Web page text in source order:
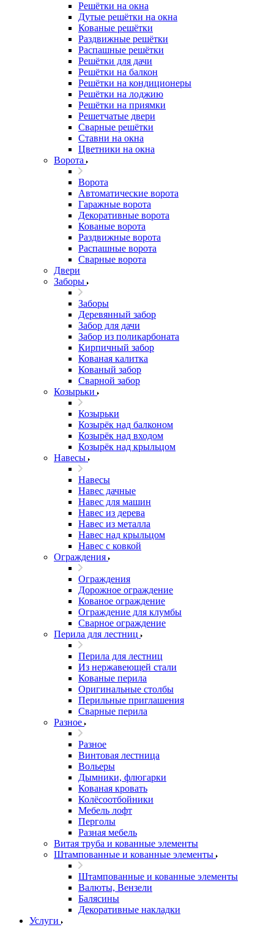
Решётки на окна
Дутые решётки на окна
Кованые решётки
Раздвижные решётки
Распашные решётки
Решётки для дачи
Решётки на балкон
Решётки на кондиционеры
Решётки на лоджию
Решётки на приямки
Решетчатые двери
Сварные решётки
Ставни на окна
Цветники на окна
Ворота
Ворота
Автоматические ворота
Гаражные ворота
Декоративные ворота
Кованые ворота
Раздвижные ворота
Распашные ворота
Сварные ворота
Двери
Заборы
Заборы
Деревянный забор
Забор для дачи
Забор из поликарбоната
Кирпичный забор
Кованая калитка
Кованый забор
Сварной забор
Козырьки
Козырьки
Козырёк над балконом
Козырёк над входом
Козырёк над крыльцом
Навесы
Навесы
Навес дачные
Навес для машин
Навес из дерева
Навес из металла
Навес над крыльцом
Навес с ковкой
Ограждения
Ограждения
Дорожное ограждение
Кованое ограждение
Ограждение для клумбы
Сварное ограждение
Перила для лестниц
Перила для лестниц
Из нержавеющей стали
Кованые перила
Оригинальные столбы
Перильные приглашения
Сварные перила
Разное
Разное
Винтовая лестница
Вольеры
Дымники, флюгарки
Кованая кровать
Колёсоотбойники
Мебель лофт
Перголы
Разная мебель
Витая труба и кованные элементы
Штампованные и кованные элементы
Штампованные и кованные элементы
Валюты, Вензели
Балясины
Декоративные накладки
Услуги